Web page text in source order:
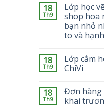
18
Th9
Lớp học
shop hoa
bạn nhỏ
to và
18
Th9
Lớp cắm
ChiVi
18
Th9
Đơn hàng
khai